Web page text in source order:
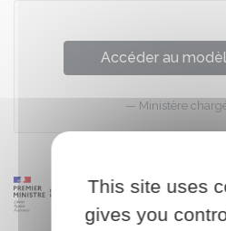
Accéder au
Ministère
This site uses
gives you